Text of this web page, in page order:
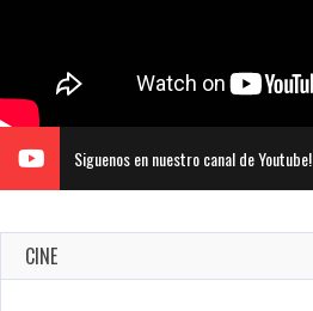
Siguenos en nuestro canal de Youtube!
CINE